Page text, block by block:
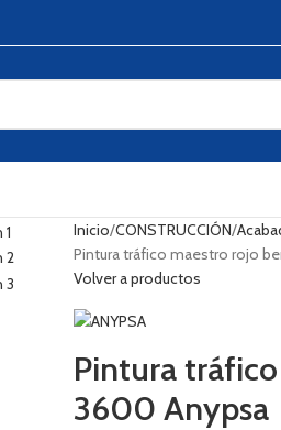
Inicio CONSTRUCCIÓN
Pintura tráfico maestro rojo
Volver a productos
Pintura
3600 Anypsa